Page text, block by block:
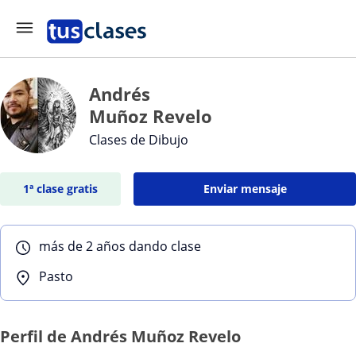
Andrés
Muñoz Revelo
Clases de Dibujo
1ª clase gratis Enviar mensaje
más de 2 años dando clase
Pasto
Perfil de Andrés Muñoz Revelo